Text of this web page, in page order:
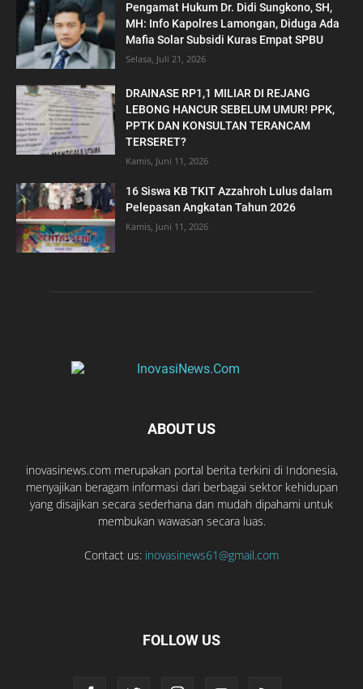
Pengamat Hukum Dr. Didi Sungkono, SH,
MH: Info Kapolres Lamongan, Diduga Ada
Mafia Solar Subsidi Kuras Empat SPBU
Selasa, Juli 21, 2026
DRAINASE RP1,1 MILIAR DI REJANG
LEBONG HANCUR SEBELUM UMUR! PPK,
PPTK DAN KONSULTAN TERANCAM
TERSERET?
Kamis, Juni 11, 2026
16 Siswa KB TKIT Azzahroh Lulus dalam
Pelepasan Angkatan Tahun 2026
Kamis, Juni 11, 2026
ABOUT US
inovasinews.com merupakan portal berita terkini di Indonesia,
menyajikan beragam informasi dari berbagai sektor kehidupan
yang disajikan secara sederhana dan mudah dipahami untuk
membukan wawasan secara luas.
Contact us: inovasinews61@gmail.com
FOLLOW US